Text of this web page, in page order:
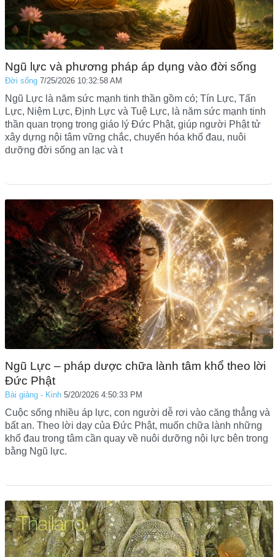
Ngũ lực và phương pháp áp dụng vào đời sống
Đời sống 7/25/2026 10:32:58 AM
Ngũ Lực là năm sức mạnh tinh thần gồm có; Tín Lực, Tấn
Lực, Niệm Lực, Định Lực và Tuệ Lực, là năm sức mạnh tinh
thần quan trọng trong giáo lý Đức Phật, giúp người Phật tử
xây dựng nội tâm vững chắc, chuyển hóa khổ đau, nuôi
dưỡng đời sống an lạc và t
Ngũ Lực – pháp dược chữa lành tâm khổ theo lời
Đức Phật
Bài giảng - Kinh 5/20/2026 4:50:33 PM
Cuộc sống nhiều áp lực, con người dễ rơi vào căng thẳng và
bất an. Theo lời dạy của Đức Phật, muốn chữa lành những
khổ đau trong tâm cần quay về nuôi dưỡng nội lực bên trong
bằng Ngũ lực.